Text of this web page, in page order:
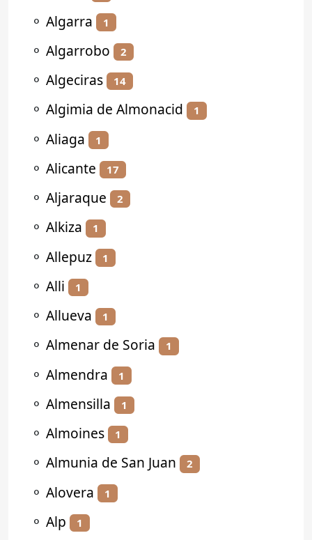
⚬ Algarra 1
⚬ Algarrobo 2
⚬ Algeciras 14
⚬ Algimia de Almonacid 1
⚬ Aliaga 1
⚬ Alicante 17
⚬ Aljaraque 2
⚬ Alkiza 1
⚬ Allepuz 1
⚬ Alli 1
⚬ Allueva 1
⚬ Almenar de Soria 1
⚬ Almendra 1
⚬ Almensilla 1
⚬ Almoines 1
⚬ Almunia de San Juan 2
⚬ Alovera 1
⚬ Alp 1